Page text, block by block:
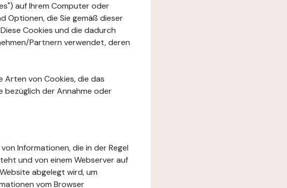
auf Ihrem Computer oder
Optionen, die Sie gemäß dieser
Cookies und die dadurch
Partnern verwendet, deren
Arten von Cookies, die das
der Annahme oder
Informationen, die in der Regel
und von einem Webserver auf
abgelegt wird, um
vom Browser